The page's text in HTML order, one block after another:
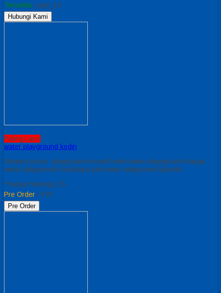
Tersedia / pgn_10
Hubungi Kami
Paling Laris
water playground kediri
Related posts: playground murah kediri water playground Harga
water playground surabaya jual water playground jakarta
*Harga Hubungi CS
Pre Order / 078
Pre Order